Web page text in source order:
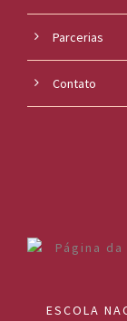
Parcerias
Contato
ESCOLA